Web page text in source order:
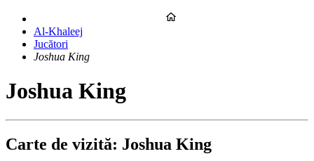
Al-Khaleej
Jucători
Joshua King
Joshua King
Carte de vizită: Joshua King